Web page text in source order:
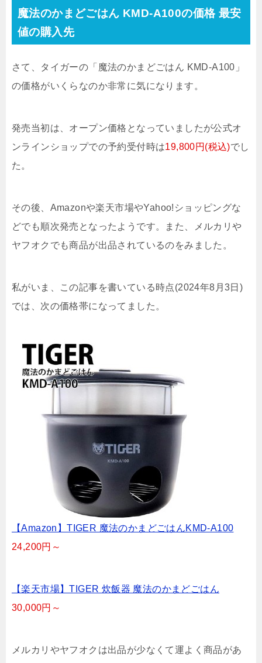
魔法のかまどごはん KMD-A100の価格 最安
値の購入先
さて、タイガーの「魔法のかまどごはん KMD-A100」
の価格がいくらなのか非常に気になります。
発売当初は、オープン価格となっていましたが公式オ
ンラインショップでの予約受付時は19,800円(税込)でし
た。
その後、Amazonや楽天市場やYahoo!ショッピングな
どでも順次発売となったようです。また、メルカリや
ヤフオクでも商品が出品されているのをみました。
私がいま、この記事を書いている時点(2024年8月3日)
では、次の価格帯になってました。
【Amazon】TIGER 魔法のかまどごはんKMD-A100
24,200円～
【楽天市場】TIGER 炊飯器 魔法のかまどごはん
30,000円～
メルカリやヤフオクは出品が少なくて運よく商品があ